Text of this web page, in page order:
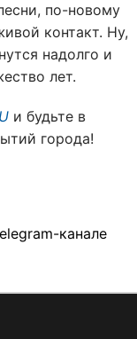
по-новому
контакт. Ну,
надолго и
лет.
и будьте в
города!
канале